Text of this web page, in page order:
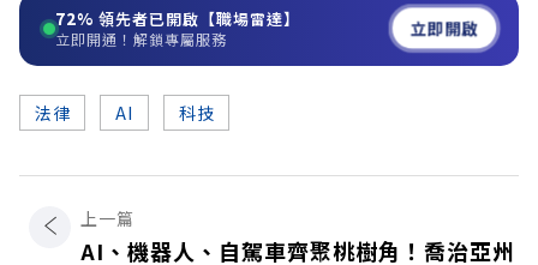
72% 領先者已開啟【職場雷達】
立即開通！解鎖專屬服務 立即開啟
法律 AI 科技
上一篇
AI、機器人、自駕車齊聚桃樹角！喬治亞州